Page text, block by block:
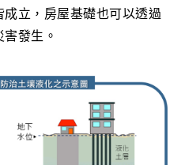
立，房屋基礎也可以透過
發生。